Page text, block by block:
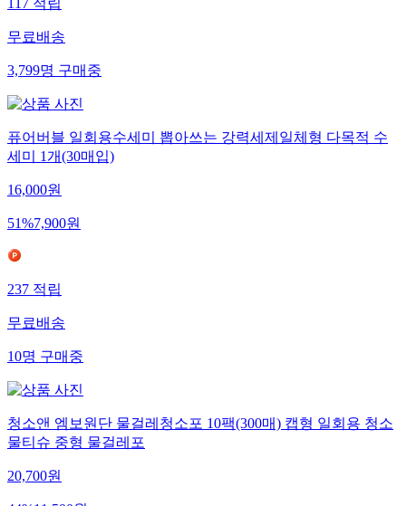
117적립
무료배송
3,799명구매중
퓨어버블 일회용수세미 뽑아쓰는 강력세제일체형 다목적 수
세미 1개(30매입)
16,000원
51%7,900원
237적립
무료배송
10명구매중
청소앤 엠보원단 물걸레청소포 10팩(300매) 캡형 일회용 청소
물티슈 중형 물걸레포
20,700원